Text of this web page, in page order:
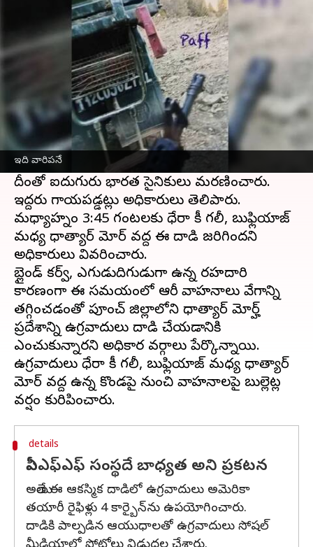
ఇది వారిపనే
Poonch Attack : జవాన్లపై అమెరికా
రైఫిళ్లతో ఉగ్రదాడి.. ఇది వారిపనే
TEJAVYAS BESTHA Dec 22, 2023 06:08 pm
ఈ వార్తాకథనం ఏంటి
జమ్మూ
కాశ్మీర్‌లోని పూంచ్ జిల్లాలో గురువారం భారీ
ఆయుధాలతో ఉగ్రవాదులు రెండు ఆర్మీ వాహనాలపై
మెరుపుదాడి చేశారు.
దీంతో ఐదుగురు భారత సైనికులు మరణించారు.
ఇద్దరు గాయపడ్డట్లు అధికారులు తెలిపారు.
మధ్యాహ్నం 3:45 గంటలకు ధేరా కీ గలీ, బుఫ్లియాజ్
మధ్య ధాత్యార్ మోర్ వద్ద ఈ దాడి జరిగిందని
అధికారులు వివరించారు.
బ్లైండ్ కర్వ్, ఎగుడుదిగుడుగా ఉన్న రహదారి
కారణంగా ఈ సమయంలో ఆర్మీ వాహనాలు వేగాన్ని
తగ్గించడంతో పూంచ్ జిల్లాలోని ధాత్యార్ మోర్హ్
ప్రదేశాన్ని ఉగ్రవాదులు దాడి చేయడానికి
ఎంచుకున్నారని అధికార వర్గాలు పేర్కొన్నాయి.
ఉగ్రవాదులు ధేరా కీ గలీ, బుఫ్లియాజ్ మధ్య ధాత్యార్
మోర్ వద్ద ఉన్న కొండపై నుంచి వాహనాలపై బుల్లెట్ల
details
పీఏఎఫ్ఎఫ్ సంస్థదే బాధ్యత అని ప్రకటన
అయితే ఈ ఆకస్మిక దాడిలో ఉగ్రవాదులు అమెరికా
తయారీ రైఫిళ్లు 4 కార్బైన్‌ను ఉపయోగించారు.
దాడికి పాల్పడిన ఆయుధాలతో ఉగ్రవాదులు సోషల్